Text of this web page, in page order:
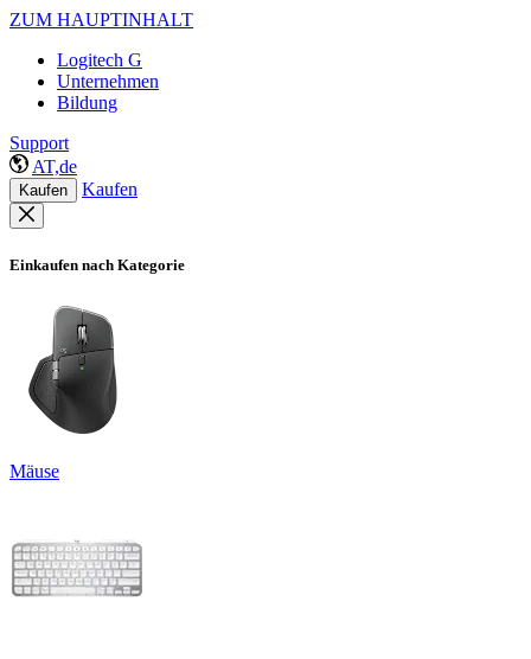
ZUM HAUPTINHALT
Logitech G
Unternehmen
Bildung
Support
AT,de
Kaufen Kaufen
Einkaufen nach Kategorie
Mäuse